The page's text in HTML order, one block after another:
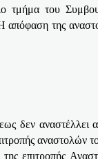
τμήμα του
της
δεν αναστέλλει
επιτροπής